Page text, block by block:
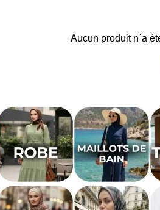
Aucun produit n`a